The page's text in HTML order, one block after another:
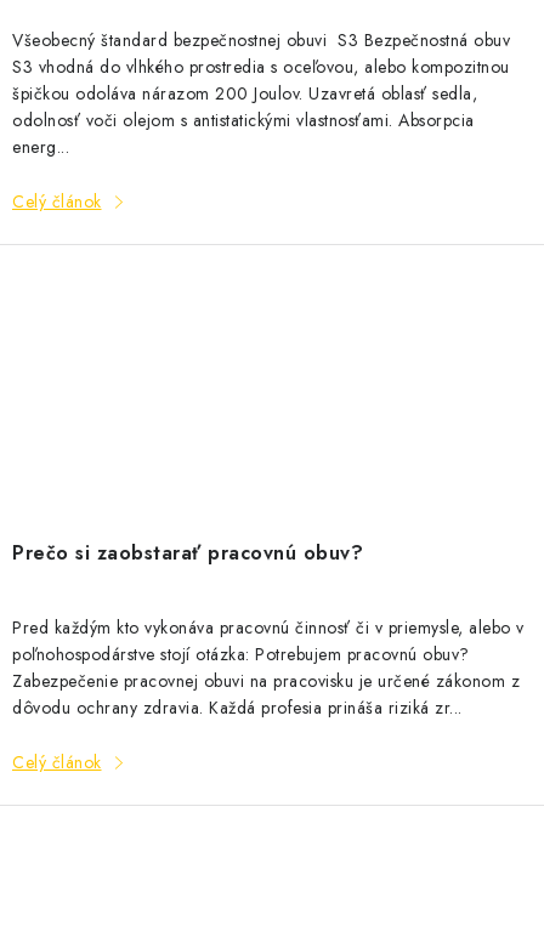
Všeobecný štandard bezpečnostnej obuvi S3 Bezpečnostná obuv
S3 vhodná do vlhkého prostredia s oceľovou, alebo kompozitnou
špičkou odoláva nárazom 200 Joulov. Uzavretá oblasť sedla,
odolnosť voči olejom s antistatickými vlastnosťami. Absorpcia
energ...
Celý článok
Prečo si zaobstarať pracovnú obuv?
Pred každým kto vykonáva pracovnú činnosť či v priemysle, alebo v
poľnohospodárstve stojí otázka: Potrebujem pracovnú obuv?
Zabezpečenie pracovnej obuvi na pracovisku je určené zákonom z
dôvodu ochrany zdravia. Každá profesia prináša riziká zr...
Celý článok